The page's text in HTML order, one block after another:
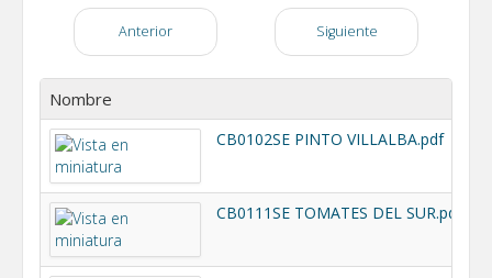
Anterior Siguiente
Nombre
CB0102SE PINTO VILLALBA.pdf
CB0111SE TOMATES DEL SUR.pdf